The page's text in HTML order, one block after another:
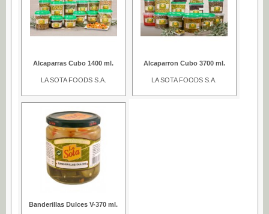
Alcaparras Cubo 1400 ml.
LA SOTA FOODS S.A.
Alcaparron Cubo 3700 ml.
LA SOTA FOODS S.A.
Banderillas Dulces V-370 ml.